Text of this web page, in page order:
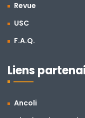
Revue
USC
F.A.Q.
Liens
Ancoli